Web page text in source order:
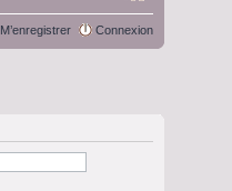
M’enregistrer Connexion